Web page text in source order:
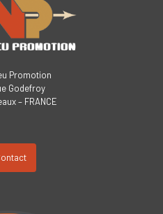
Promotion
Godefroy
– FRANCE